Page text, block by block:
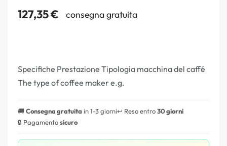
127,35€ consegna gratuita
Specifiche Prestazione Tipologia macchina del caffé
The type of coffee maker e.g.
🚚Consegna gratuita in 1-3 giorni↩️ Reso entro30 giorni
🔒 Pagamentosicuro